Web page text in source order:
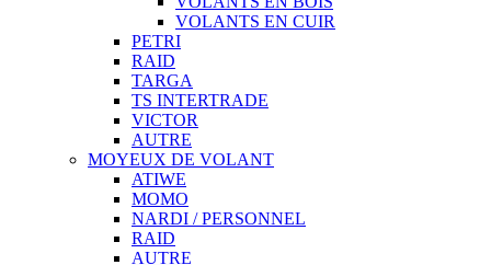
VOLANTS EN CUIR
PETRI
RAID
TARGA
TS INTERTRADE
VICTOR
AUTRE
MOYEUX DE VOLANT
ATIWE
MOMO
NARDI / PERSONNEL
RAID
AUTRE